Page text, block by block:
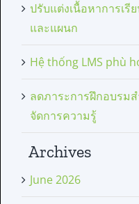
ปรับแต่งเนื้อหาการเรี
และแผนก
Hệ thống LMS phù
ลดภาระการฝึกอบรม
จัดการความรู้
Archives
June 2026